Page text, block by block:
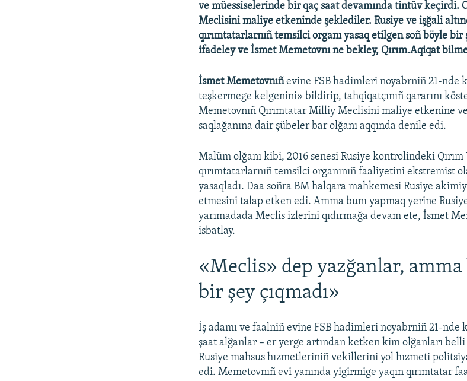
ve müessiselerinde bir qaç saat devamında tintüv keçirdi.
Meclisini maliye etkeninde şeklediler. Rusiye ve işğali
qırımtatarlarnıñ temsilci organı yasaq etilgen soñ böyle
ifadeley ve İsmet Memetovnı ne bekley, Qırım.Aqiqat
İsmet Memetovnıñevine FSB hadimleri noyabrniñ 21-nde
teşkermege kelgenini» bildirip, tahqiqatçınıñ qararını
Memetovnıñ Qırımtatar Milliy Meclisini maliye etkenine
saqlağanına dair şübeler bar olğanı aqqında denile edi.
Malüm olğanı kibi, 2016 senesi Rusiye kontrolindeki Qırım
qırımtatarlarnıñ temsilci organınıñ faaliyetini ekstremist
yasaqladı. Daa soñra BM halqara mahkemesi Rusiye
etmesini talap etken edi. Amma bunı yapmaq yerine
yarımadada Meclis izlerini qıdırmağa devam ete, İsmet
isbatlay.
«Meclis» dep yazğanlar,
bir şey çıqmadı»
İş adamı ve faalniñ evine FSB hadimleri noyabrniñ 21-nde
şaat alğanlar – er yerge artından ketken kim olğanları
Rusiye mahsus hızmetleriniñ vekillerini yol hızmeti
edi. Memetovnıñ evi yanında yigirmige yaqın qırımtatar